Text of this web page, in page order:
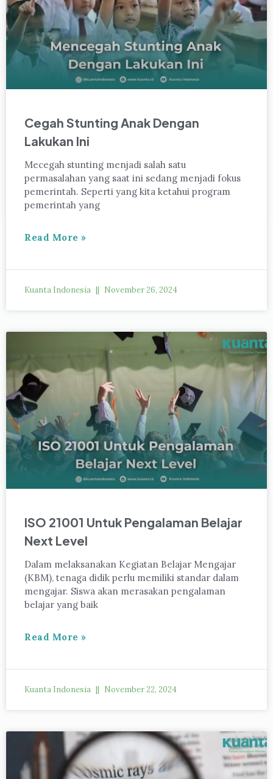
Cegah Stunting Anak Dengan
Lakukan Ini
Mecegah stunting menjadi salah satu
permasalahan yang saat ini sedang menjadi fokus
pemerintah. Seperti yang kita ketahui program
pemerintah yang
Read More »
Kuanta Indonesia November 26, 2024
ISO 21001 Untuk Pengalaman Belajar
Next Level
Dalam melaksanakan Kegiatan Belajar Mengajar
(KBM), tenaga didik perlu memiliki standar dalam
mengajar. Siswa akan merasakan pengalaman
belajar yang baik
Read More »
Kuanta Indonesia November 22, 2024